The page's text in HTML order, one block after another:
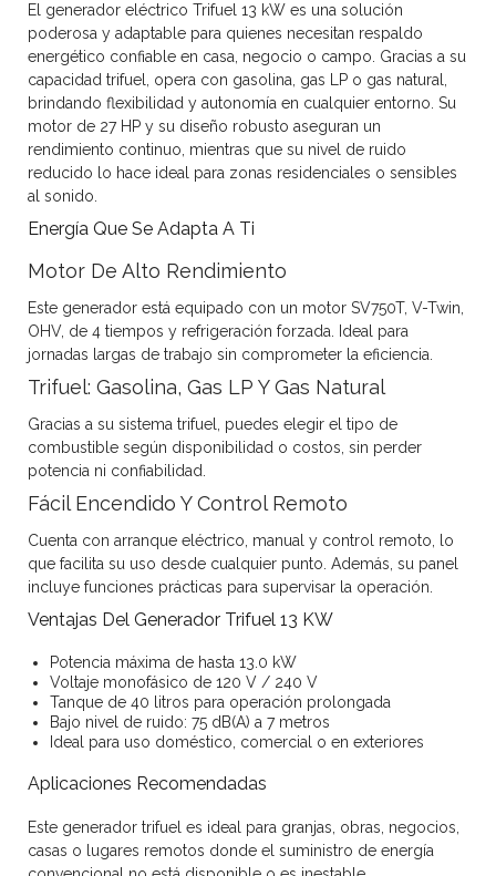
El generador eléctrico Trifuel 13 kW es una solución
poderosa y adaptable para quienes necesitan respaldo
energético confiable en casa, negocio o campo. Gracias a su
capacidad trifuel, opera con gasolina, gas LP o gas natural,
brindando flexibilidad y autonomía en cualquier entorno. Su
motor de 27 HP y su diseño robusto aseguran un
rendimiento continuo, mientras que su nivel de ruido
reducido lo hace ideal para zonas residenciales o sensibles
al sonido.
Energía Que Se Adapta A Ti
Motor De Alto Rendimiento
Este generador está equipado con un motor SV750T, V-Twin,
OHV, de 4 tiempos y refrigeración forzada. Ideal para
jornadas largas de trabajo sin comprometer la eficiencia.
Trifuel: Gasolina, Gas LP Y Gas Natural
Gracias a su sistema trifuel, puedes elegir el tipo de
combustible según disponibilidad o costos, sin perder
potencia ni confiabilidad.
Fácil Encendido Y Control Remoto
Cuenta con arranque eléctrico, manual y control remoto, lo
que facilita su uso desde cualquier punto. Además, su panel
incluye funciones prácticas para supervisar la operación.
Ventajas Del Generador Trifuel 13 KW
Potencia máxima de hasta 13.0 kW
Voltaje monofásico de 120 V / 240 V
Tanque de 40 litros para operación prolongada
Bajo nivel de ruido: 75 dB(A) a 7 metros
Ideal para uso doméstico, comercial o en exteriores
Aplicaciones Recomendadas
Este generador trifuel es ideal para granjas, obras, negocios,
casas o lugares remotos donde el suministro de energía